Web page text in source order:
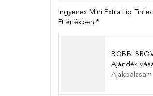
Ingyenes Mini Extra Lip
Ft értékben.*
BOBBI
Ajándék
Ajakbalzsam